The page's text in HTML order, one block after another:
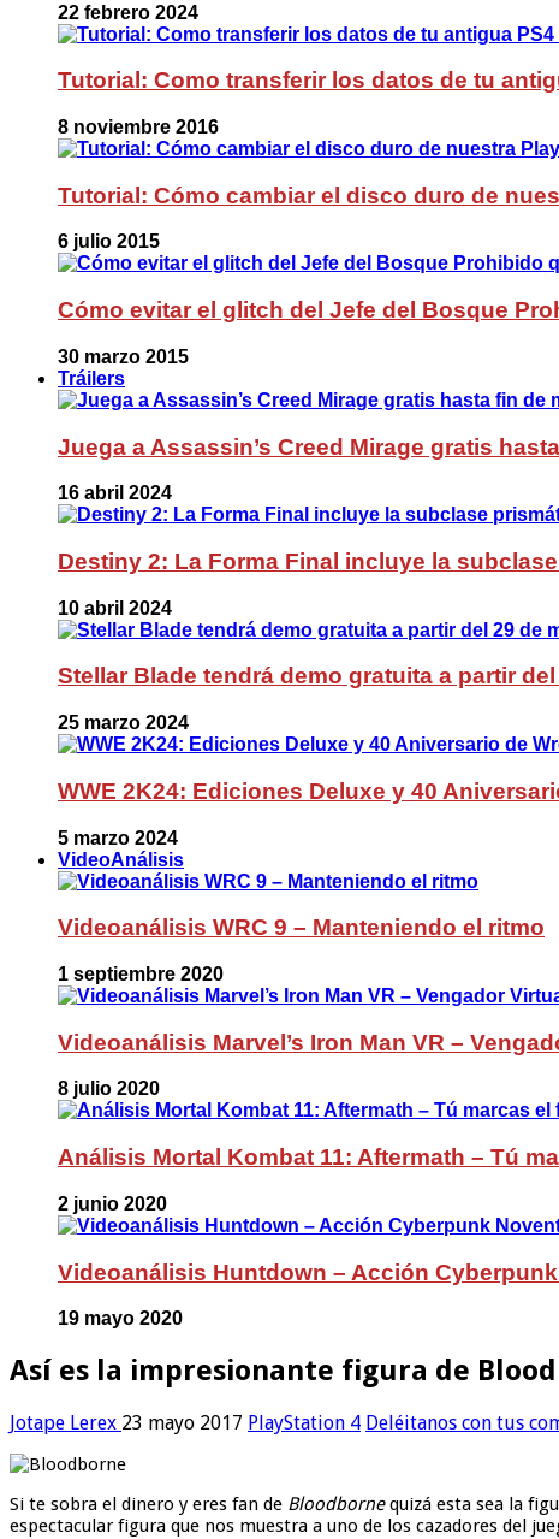
22 febrero 2024
Tutorial: Como transferir los datos de tu
8 noviembre 2016
Tutorial: Cómo cambiar el disco duro de
6 julio 2015
Cómo evitar el glitch del Jefe del Bosque
30 marzo 2015
Tráilers
Juega a Assassin’s Creed Mirage gratis
16 abril 2024
Destiny 2: La Forma Final incluye la
10 abril 2024
Stellar Blade tendrá demo gratuita a partir
25 marzo 2024
WWE 2K24: Ediciones Deluxe y 40
5 marzo 2024
VideoAnálisis
Videoanálisis WRC 9 – Manteniendo el ritmo
1 septiembre 2020
Videoanálisis Marvel’s Iron Man VR –
8 julio 2020
Análisis Mortal Kombat 11: Aftermath – Tú
2 junio 2020
Videoanálisis Huntdown – Acción
19 mayo 2020
Así es la impresionante figura de
Jotape Lerex 23 mayo 2017 PlayStation 4 Deléitanos con tus
Si te sobra el dinero y eres fan de Bloodbornequizá esta sea la
espectacular figura que nos muestra a uno de los cazadores del